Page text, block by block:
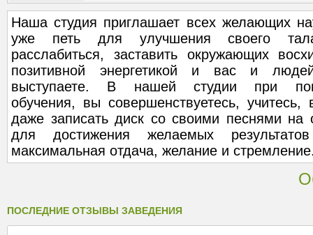
Наша студия приглашает всех желающих
уже петь для улучшения своего
расслабиться, заставить окружающих
позитивной энергетикой и вас и
выступаете. В нашей студии при
обучения, вы совершенствуетесь,
даже записать диск со своими песнями на
для достижения желаемых
максимальная отдача, желание и
ПОСЛЕДНИЕ ОТЗЫВЫ ЗАВЕДЕНИЯ